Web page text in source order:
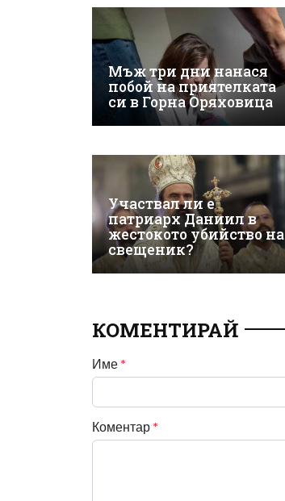
Мъж три дни нанася
побой на приятелката
си в Горна Оряховица
Участвал ли е
патриарх Даниил в
жестокото убийство на
свещеник?
КОМЕНТИРАЙ
Име *
Коментар *